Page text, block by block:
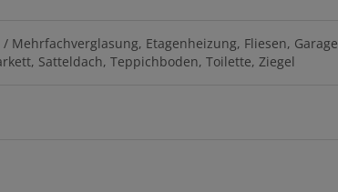
/ Mehrfachverglasung Etagenheizung Fliesen Garage
Satteldach Teppichboden Toilette Ziegel